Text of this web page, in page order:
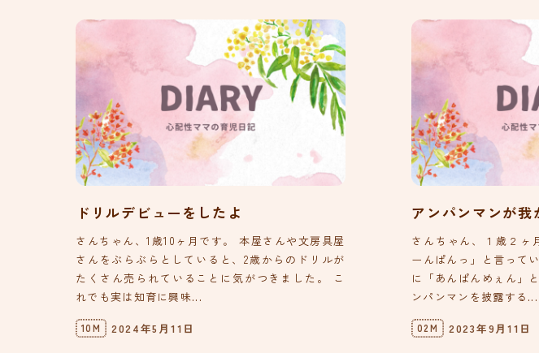
ドリルデビューをしたよ
さんちゃん、1歳10ヶ月です。 本屋さんや文房具屋
さんをぶらぶらとしていると、2歳からのドリルが
たくさん売られていることに気がつきました。 こ
れでも実は知育に興味...
2024年5月11日
10M
アンパンマンが我
さんちゃん、１歳２ヶ
ーんぱんっ」と言って
に「あんぱんめぇん」
ンパンマンを披露する...
2023年9月11日
02M